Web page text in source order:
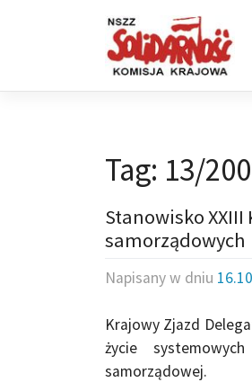
Tag: 13/
Stanowisko
samorządowych
Napisany w dniu
Krajowy Zjazd
życie
samorządowej.